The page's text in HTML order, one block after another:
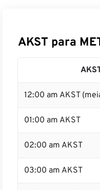
AKST para
12:00 am AKST
01:00 am AKST
02:00 am AKST
03:00 am AKST